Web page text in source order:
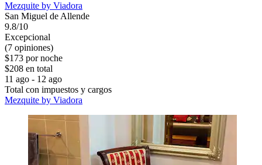
Mezquite by Viadora
San Miguel de Allende
9.8/10
Excepcional
(7 opiniones)
$173 por noche
$208 en total
11 ago - 12 ago
Total con impuestos y cargos
Mezquite by Viadora